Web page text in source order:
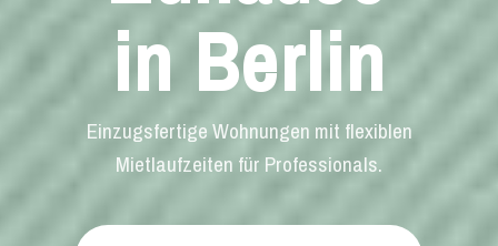
in Berlin
Einzugsfertige Wohnungen mit flexiblen
Mietlaufzeiten für Professionals.